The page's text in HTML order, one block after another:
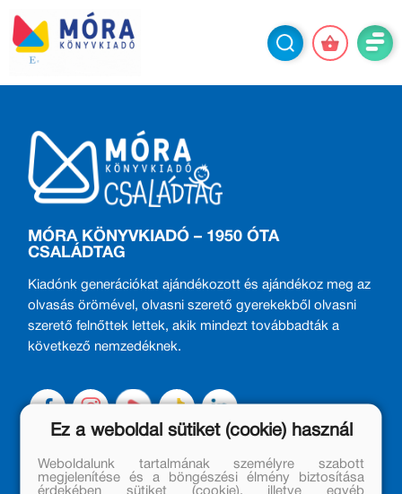
MÓRA KÖNYVKIADÓ – 1950 ÓTA
CSALÁDTAG
Kiadónk generációkat ajándékozott és ajándékoz meg az
olvasás örömével, olvasni szerető gyerekekből olvasni
szerető felnőttek lettek, akik mindezt továbbadták a
következő nemzedéknek.
A Kiadóról/About us
Ez a weboldal sütiket (cookie) használ
Weboldalunk tartalmának személyre szabott
megjelenítése és a böngészési élmény biztosítása
érdekében sütiket (cookie), illetve egyéb